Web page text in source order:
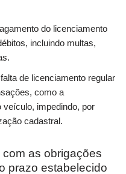
do licenciamento
incluindo multas,
de licenciamento regular
como a
veículo, impedindo, por
cadastral.
as obrigações
prazo estabelecido